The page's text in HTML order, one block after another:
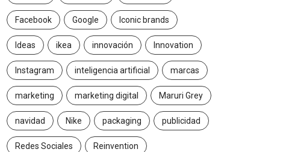
Facebook Google Iconic brands
Ideas ikea innovación Innovation
Instagram inteligencia artificial marcas
marketing marketing digital Maruri Grey
navidad Nike packaging publicidad
Redes Sociales Reinvention